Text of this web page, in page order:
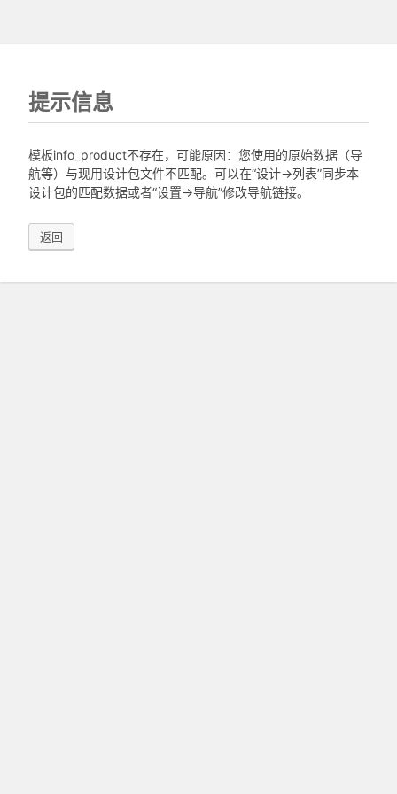
提示信息
模板info_product不存在，可能原因：您使用的原始数据（导
航等）与现用设计包文件不匹配。可以在“设计->列表”同步本
设计包的匹配数据或者“设置->导航”修改导航链接。
返回